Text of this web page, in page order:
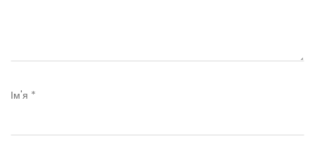
Ім'я *